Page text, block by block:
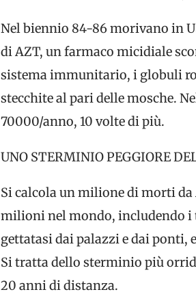
Nel biennio 84-86 morivano in
di AZT, un farmaco micidiale
sistema immunitario, i globuli
stecchite al pari delle mosche.
70000/anno, 10 volte di più.
UNO STERMINIO PEGGIORE
Si calcola un milione di morti da
milioni nel mondo, includendo i
gettatasi dai palazzi e dai ponti,
Si tratta dello sterminio più
20 anni di distanza.